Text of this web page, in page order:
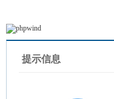
提示信息